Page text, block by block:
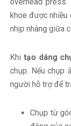
khoe được nhiều
nhịp nhàng giữa
Khitạo dáng
chụp. Nếu chụp
người hỗ trợ để
Chụp từ